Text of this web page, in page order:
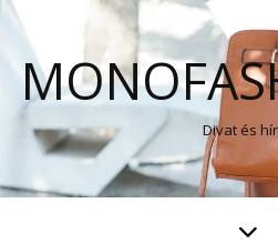
Divat és